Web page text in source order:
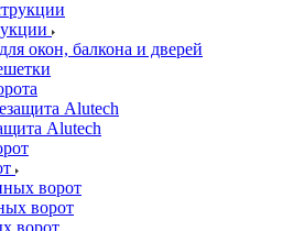
окон, балкона и дверей
Alutech
ворот
ворот
ворот